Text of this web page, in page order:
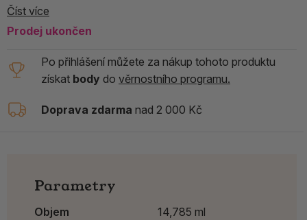
Číst více
Prodej ukončen
Po přihlášení můžete za nákup tohoto produktu
získat body do věrnostního programu.
Doprava zdarma nad 2 000 Kč
Parametry
Objem
14,785 ml